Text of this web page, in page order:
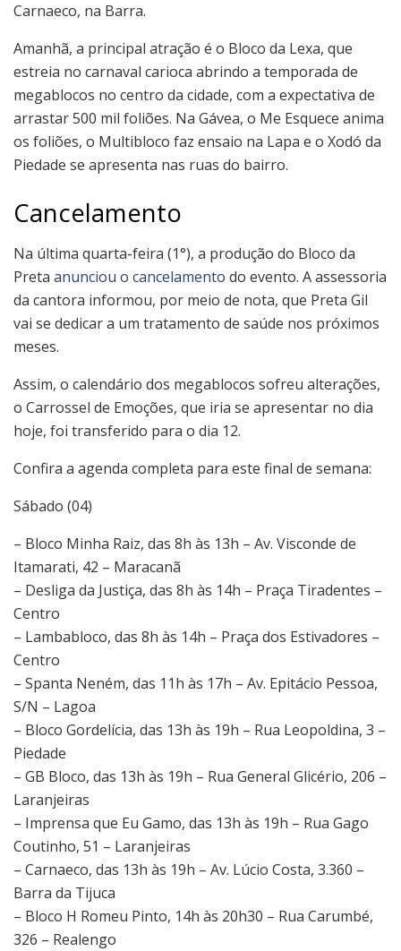
Carnaeco, na Barra.
Amanhã, a principal atração é o Bloco da Lexa, que
estreia no carnaval carioca abrindo a temporada de
megablocos no centro da cidade, com a expectativa de
arrastar 500 mil foliões. Na Gávea, o Me Esquece anima
os foliões, o Multibloco faz ensaio na Lapa e o Xodó da
Piedade se apresenta nas ruas do bairro.
Cancelamento
Na última quarta-feira (1°), a produção do Bloco da
Preta anunciou o cancelamento do evento. A assessoria
da cantora informou, por meio de nota, que Preta Gil
vai se dedicar a um tratamento de saúde nos próximos
meses.
Assim, o calendário dos megablocos sofreu alterações,
o Carrossel de Emoções, que iria se apresentar no dia
hoje, foi transferido para o dia 12.
Confira a agenda completa para este final de semana:
Sábado (04)
– Bloco Minha Raiz, das 8h às 13h – Av. Visconde de
Itamarati, 42 – Maracanã
– Desliga da Justiça, das 8h às 14h – Praça Tiradentes –
Centro
– Lambabloco, das 8h às 14h – Praça dos Estivadores –
Centro
– Spanta Neném, das 11h às 17h – Av. Epitácio Pessoa,
S/N – Lagoa
– Bloco Gordelícia, das 13h às 19h – Rua Leopoldina, 3 –
Piedade
– GB Bloco, das 13h às 19h – Rua General Glicério, 206 –
Laranjeiras
– Imprensa que Eu Gamo, das 13h às 19h – Rua Gago
Coutinho, 51 – Laranjeiras
– Carnaeco, das 13h às 19h – Av. Lúcio Costa, 3.360 –
Barra da Tijuca
– Bloco H Romeu Pinto, 14h às 20h30 – Rua Carumbé,
326 – Realengo